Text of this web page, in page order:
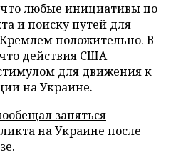
любые инициативы по
и поиску путей для
положительно. В
действия США
для движения к
на Украине.
заняться
на Украине после